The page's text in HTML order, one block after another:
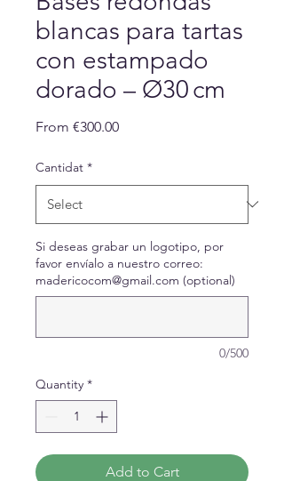
blancas para tartas
con estampado
dorado – Ø30 cm
From €300.00Sale
Cantidat *
Si deseas grabar un logotipo, por
favor envíalo a nuestro correo:
madericocom@gmail.com (optional)
0/500
Quantity *
Add to Cart